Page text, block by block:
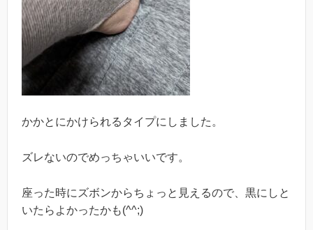
かかとにかけられるタイプにしました。
ズレないのでめっちゃいいです。
座った時にズボンからちょっと見えるので、黒にしと
いたらよかったかも(^^;)